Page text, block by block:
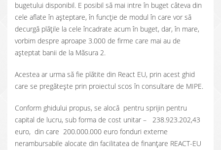
bugetului disponibil. E posibil să mai intre în buget câteva din
cele aflate în așteptare, în funcție de modul în care vor să
decurgă plățile la cele încadrate acum în buget, dar, în mare,
vorbim despre aproape 3.000 de firme care mai au de
așteptat banii de la Măsura 2.
Acestea ar urma să fie plătite din React EU, prin acest ghid
care se pregătește prin proiectul scos în consultare de MIPE.
Conform ghidului propus, se alocă pentru sprijin pentru
capital de lucru, sub forma de cost unitar – 238.923.202,43
euro, din care 200.000.000 euro fonduri externe
nerambursabile alocate din facilitatea de finanțare REACT-EU